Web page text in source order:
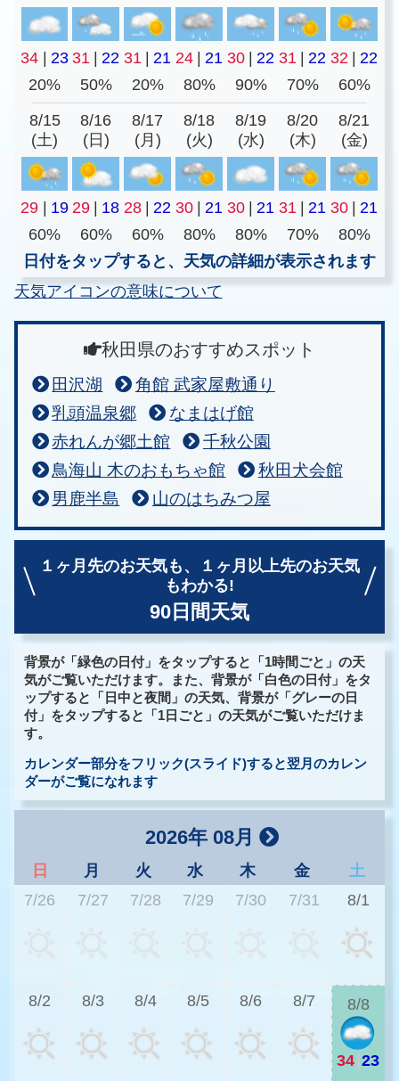
34 | 23 31 | 22 31 | 21 24 | 21 30 | 22 31 | 22 32 | 22
20%
50% 20% 80% 90% 70% 60%
8/15
(土)
8/16
(日)
8/17
(月)
8/18
(火)
8/19
(水)
8/20
(木)
8/21
(金)
29 19 29 18 28 22 30 21 30 21 31 21 30
21
60%
60% 60% 80% 80% 70%
80%
日付をタップすると、天気の詳細が表示されます
天気アイコンの意味について
秋田県のおすすめスポット
田沢湖
角館 武家屋敷通り
乳頭温泉郷
なまはげ館
赤れんが郷土館
千秋公園
鳥海山 木のおもちゃ館
秋田犬会館
男鹿半島
山のはちみつ屋
１ヶ月先のお天気も、
１ヶ月以上先のお天気
もわかる!
90日間天気
背景が「緑色の日付」をタップすると「1時間ごと」の天
気がご覧いただけます。また、背景が「白色の日付」をタ
ップすると「日中と夜間」の天気、背景が「グレーの日
付」をタップすると「1日ごと」の天気がご覧いただけま
す。
カレンダー部分をフリック(スライド)すると翌月のカレン
ダーがご覧になれます
2026年 08月
日 月 火 水 木 金
土
7/26
7/27 7/28 7/29 7/30 7/31 8/1
8/2 8/3 8/4 8/5 8/6 8/7 8/8
34 23